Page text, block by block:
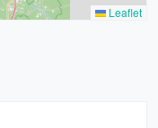
Leaflet